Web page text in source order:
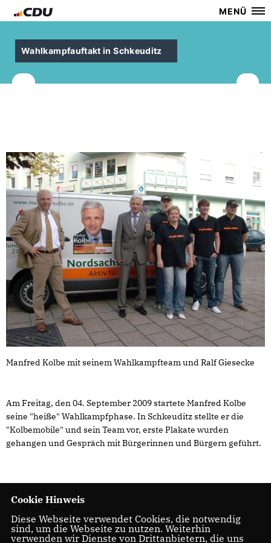
MENÜ
Wahlkampfauftakt in Schkeuditz
Manfred Kolbe mit seinem Wahlkampfteam und Ralf Giesecke
Am Freitag, den 04. September 2009 startete Manfred Kolbe
seine "heiße" Wahlkampfphase. In Schkeuditz stellte er die
"Kolbemobile" und sein Team vor, erste Plakate wurden
gehangen und Gespräch mit Bürgerinnen und Bürgern geführt.
04.09.2009
Cookie Hinweis
Diese Webseite verwendet Cookies, die notwendig
sind, um die Webseite zu nutzen. Weiterhin
verwenden wir Dienste von Drittanbietern, die uns